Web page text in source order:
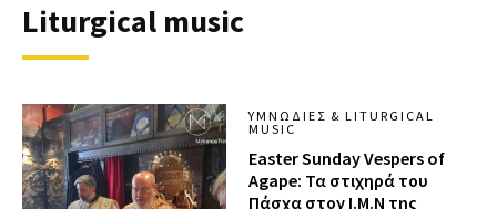
Liturgical music
ΥΜΝΩΔΊΕΣ & LITURGICAL
MUSIC
Easter Sunday Vespers of
Agape: Τα στιχηρά του
Πάσχα στον Ι.Μ.Ν της